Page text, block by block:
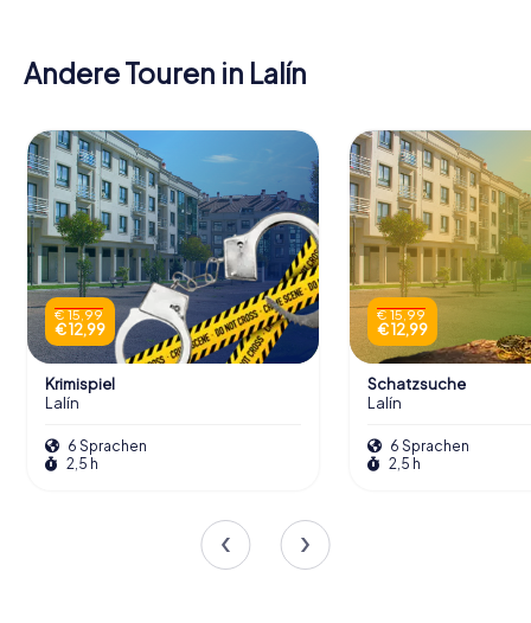
Andere Touren in Lalín
€ 15,99
€ 12,99
Krimispiel
Lalín
6 Sprachen
2,5 h
€ 15,99
€ 12,99
Schatzsuche
Lalín
6 Sprachen
2,5 h